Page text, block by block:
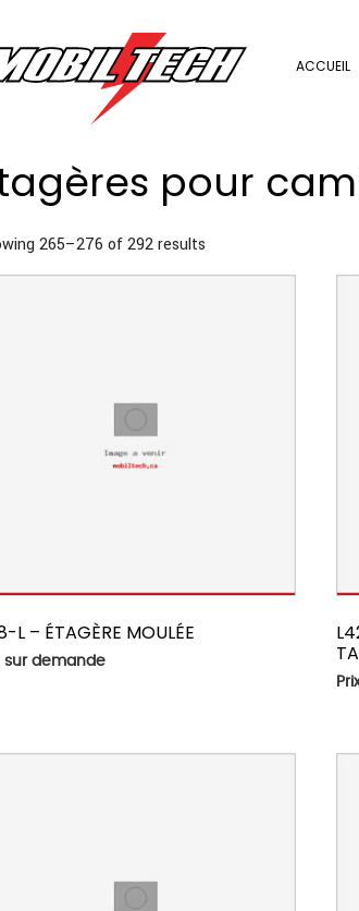
ACCUEIL
pour
265–276 of 292 results
L – ÉTAGÈRE MOULÉE
sur demande